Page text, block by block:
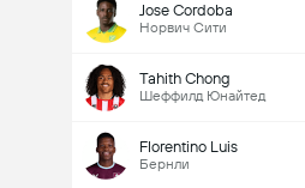
Jose Cordoba
Норвич Сити
Tahith Chong
Шеффилд Юнайтед
Florentino Luis
Бернли